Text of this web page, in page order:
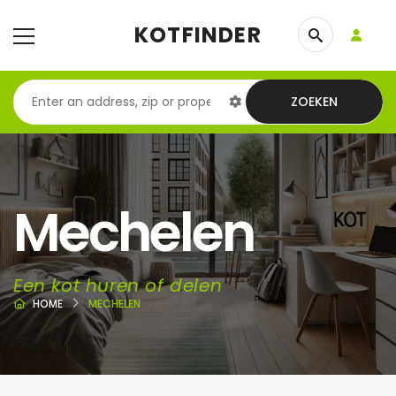
KOTFINDER
ZOEKEN
Mechelen
Een kot huren of delen
HOME MECHELEN